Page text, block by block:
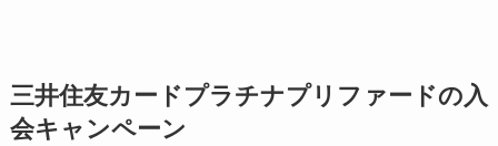
三井住友カードプラチナプリファードの入
会キャンペーン